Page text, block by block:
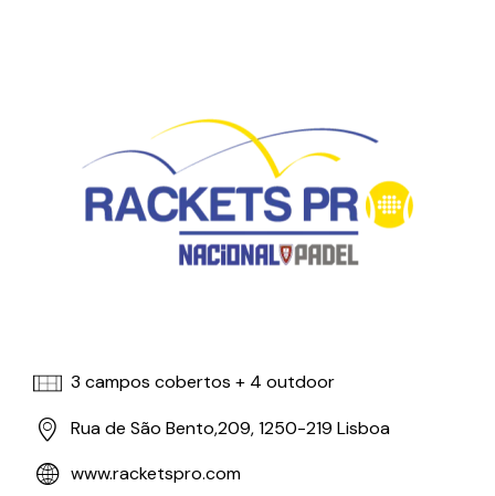
3 campos cobertos + 4 outdoor
Rua de São Bento,209, 1250-219 Lisboa
www.racketspro.com